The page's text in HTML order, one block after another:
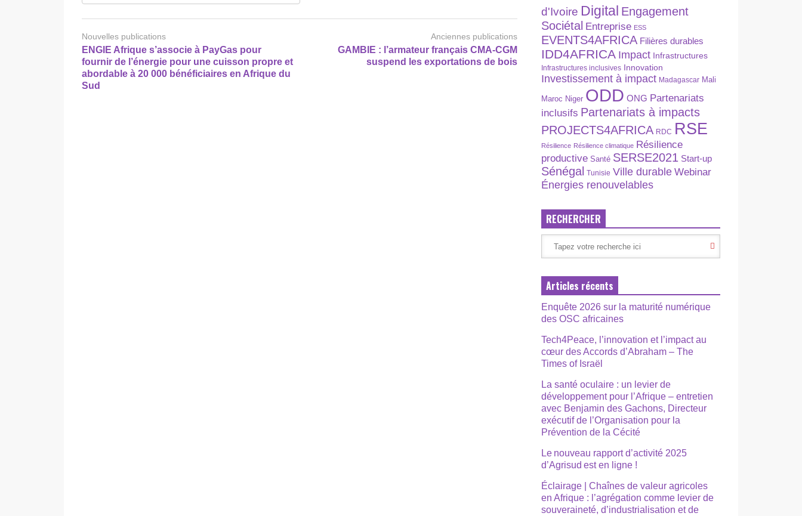
Nouvelles publications
ENGIE Afrique s’associe à PayGas pour
fournir de l’énergie pour une cuisson propre et
abordable à 20 000 bénéficiaires en Afrique du
Sud
Anciennes publications
GAMBIE : l’armateur français CMA-CGM
suspend les exportations de bois
d'Ivoire Digital Engagement
Sociétal Entreprise ESS
EVENTS4AFRICA Filières durables
IDD4AFRICA Impact Infrastructures
Infrastructures inclusives Innovation
Investissement à impact Madagascar Mali
Maroc Niger ODD ONG Partenariats
inclusifs Partenariats à impacts
PROJECTS4AFRICA RDC RSE
Résilience Résilience climatique Résilience
productive Santé SERSE2021 Start-up
Sénégal Tunisie Ville durable Webinar
Énergies renouvelables
RECHERCHER
Articles récents
Enquête 2026 sur la maturité numérique
des OSC africaines
Tech4Peace, l’innovation et l’impact au
cœur des Accords d’Abraham – The
Times of Israël
La santé oculaire : un levier de
développement pour l’Afrique – entretien
avec Benjamin des Gachons, Directeur
exécutif de l’Organisation pour la
Prévention de la Cécité
Le nouveau rapport d’activité 2025
d’Agrisud est en ligne !
Éclairage | Chaînes de valeur agricoles
en Afrique : l’agrégation comme levier de
souveraineté, d’industrialisation et de